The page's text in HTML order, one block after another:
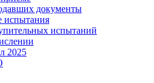
документы
испытания
испытаний
2025